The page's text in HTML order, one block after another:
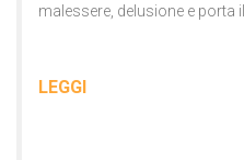
malessere, delusione e porta
LEGGI